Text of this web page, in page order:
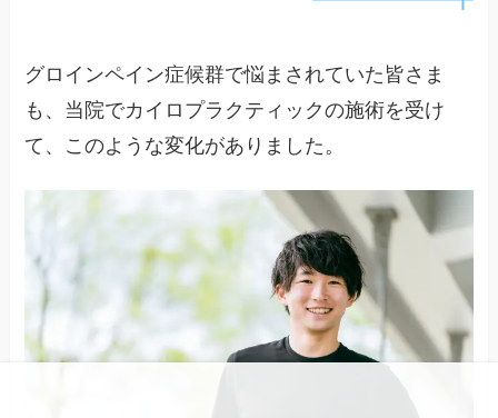
グロインペイン症候群で悩まされていた皆さま
も、当院でカイロプラクティックの施術を受け
て、このような変化がありました。